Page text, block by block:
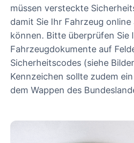
müssen versteckte
damit Sie Ihr Fahrzeug online
können. Bitte überprüfen Sie
Fahrzeugdokumente auf
Sicherheitscodes (siehe
Kennzeichen sollte zudem
dem Wappen des